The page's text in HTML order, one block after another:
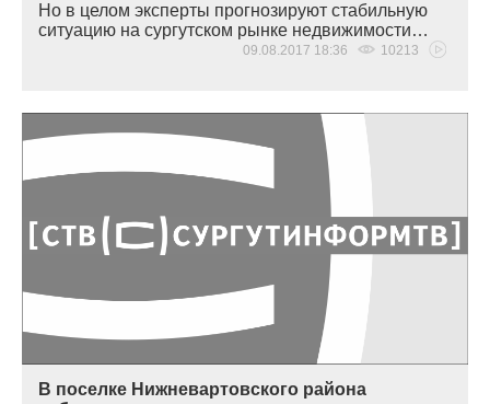
Но в целом эксперты прогнозируют стабильную
ситуацию на сургутском рынке недвижимости…
09.08.2017 18:36 10213
В поселке Нижневартовского района